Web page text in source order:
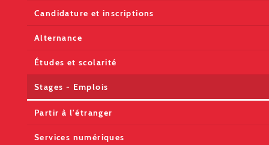
Candidature et inscriptions
Alternance
Études et scolarité
Stages - Emplois
Partir à l'étranger
Services numériques